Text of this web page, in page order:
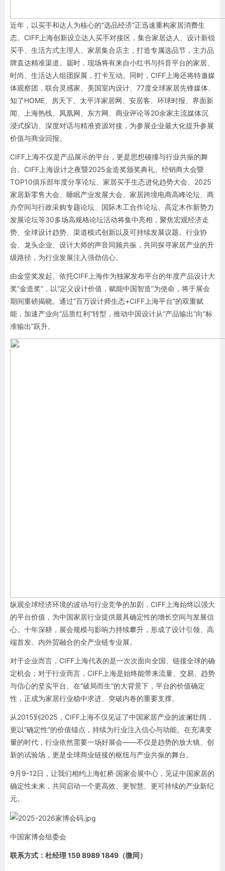
近年，以买手和达人为核心的“选品经济”正迅速重构家居消费生
态。CIFF上海创新设立达人买手对接区，集合家居达人、设计新锐
买手、生活方式主理人、家居集合店主，打造专属选品节，主力品
牌直达精准渠道。届时，现场将有来自小红书与抖音平台的家居、
时尚、生活达人组团探展，打卡互动。同时，CIFF上海还将特邀媒
体观察团，联合灵感家、美国室内设计、77度全球家居先锋媒体、
知了HOME、房天下、太平洋家居网、安居客、环球时报、界面新
闻、上海热线、凤凰网、东方网、商业评论等20余家主流媒体沉
浸式探访、深度对话与精准资源对接，为参展企业最大化提升参展
价值与商业回报。
CIFF上海不仅是产品展示的平台，更是思想碰撞与行业共振的舞
台。CIFF上海设计之夜暨2025金造奖颁奖典礼、经销商大会暨
TOP10俱乐部年度分享论坛、家居买手生态进化趋势大会、2025
家居新零售大会、睡眠产业发展大会、家居跨境电商高峰论坛、商
办空间与行政采购专题论坛、国际木工合作论坛、高定木作新势力
发展论坛等30多场高规格论坛活动将集中亮相，聚焦宏观经济走
势、全球设计趋势、渠道模式创新以及可持续发展议题。行业协
会、龙头企业、设计大师的声音同频共振，共同探寻家居产业的升
级路径，为行业发展注入强劲信心。
由金堂奖发起、依托CIFF上海作为独家发布平台的年度产品设计大
奖“金造奖”，以“定义设计价值，赋能中国智造”为使命，将于展会
期间重磅揭晓。通过“百万设计师生态+CIFF上海平台”的双重赋
能，加速产业向“品质红利”转型，推动中国设计从“产品输出”向“标
准输出”跃升。
纵观全球经济环境的波动与行业竞争的加剧，CIFF上海始终以强大
的平台价值，为中国家居行业提供最具确定性的增长空间与发展信
心。十年深耕，展会规模与影响力持续攀升，形成了设计引领、高
端首发、内外贸融合的全产业链专业展。
对于企业而言，CIFF上海代表的是一次次面向全国、链接全球的确
定机会；对于行业而言，CIFF上海是始终能带来流量、交易、趋势
与信心的坚实平台。在“破局而生”的大背景下，平台的价值确定
性，正成为家居行业稳中求进、突破内卷的重要支撑。
从2015到2025，CIFF上海不仅见证了中国家居产业的波澜壮阔，
更以“确定性”的价值锚点，持续为行业注入信心与动能。在充满变
量的时代，行业依然需要一场好展会——不仅是趋势的放大镜、创
新的试验场，更是全球商业链接的枢纽与产业共振的舞台。
9月9-12日，让我们相约上海虹桥·国家会展中心，见证中国家居的
确定性未来，共同启动一个更高效、更智慧、更可持续的产业新纪
元。
中国家博会组委会
联系方式：杜经理 159 8989 1849（微同）